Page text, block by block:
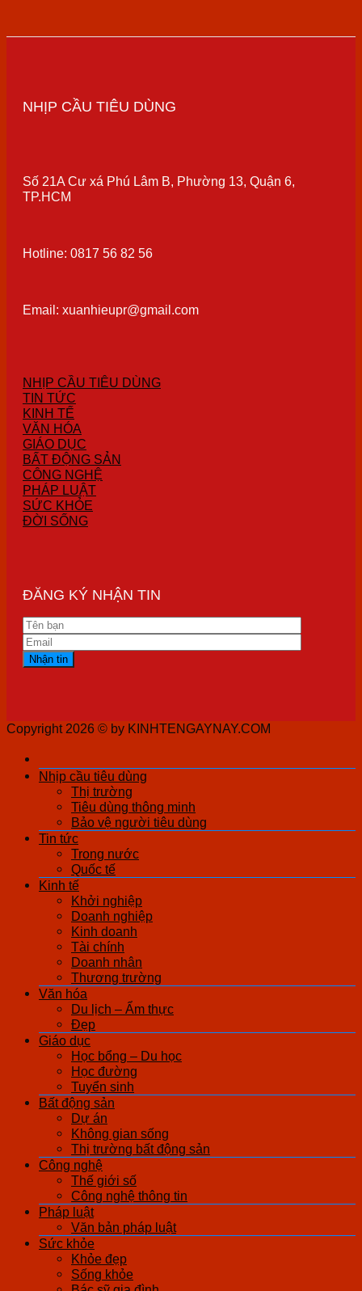
NHỊP CẦU TIÊU DÙNG
Số 21A Cư xá Phú Lâm B, Phường 13, Quận 6,
TP.HCM
Hotline: 0817 56 82 56
Email: xuanhieupr@gmail.com
NHỊP CẦU TIÊU DÙNG
TIN TỨC
KINH TẾ
VĂN HÓA
GIÁO DỤC
BẤT ĐỘNG SẢN
CÔNG NGHỆ
PHÁP LUẬT
SỨC KHỎE
ĐỜI SỐNG
ĐĂNG KÝ NHẬN TIN
Copyright 2026 © by KINHTENGAYNAY.COM
Nhịp cầu tiêu dùng
Thị trường
Tiêu dùng thông minh
Bảo vệ người tiêu dùng
Tin tức
Trong nước
Quốc tế
Kinh tế
Khởi nghiệp
Doanh nghiệp
Kinh doanh
Tài chính
Doanh nhân
Thương trường
Văn hóa
Du lịch – Ẩm thực
Đẹp
Giáo dục
Học bổng – Du học
Học đường
Tuyển sinh
Bất động sản
Dự án
Không gian sống
Thị trường bất động sản
Công nghệ
Thế giới số
Công nghệ thông tin
Pháp luật
Văn bản pháp luật
Sức khỏe
Khỏe đẹp
Sống khỏe